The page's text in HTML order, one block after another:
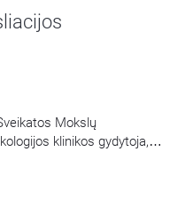
Mokslų
klinikos gydytoja,
mokslų universiteto Studentų
Šioje laidoje pokalbis: